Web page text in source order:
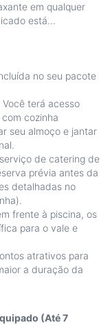
em qualquer
está...
no seu pacote
Você terá acesso
cozinha
seu almoço e jantar
de catering de
prévia antes da
detalhadas no
frente à piscina, os
para o vale e
atrativos para
a duração da
(Até 7